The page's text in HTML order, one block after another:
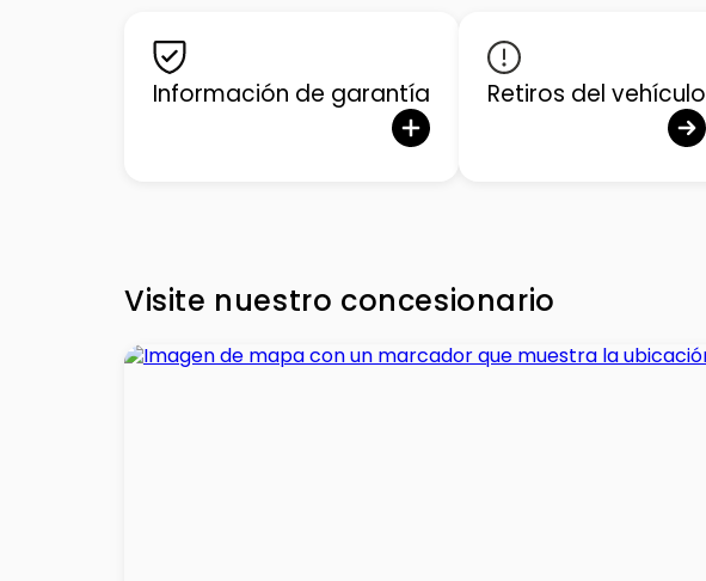
Información de garantía Retiros del vehículo
Visite nuestro concesionario